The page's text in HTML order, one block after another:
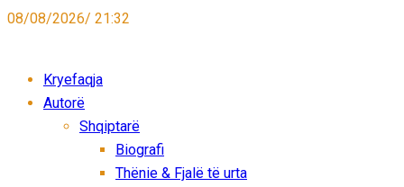
08/08/2026/ 21:32
Kryefaqja
Autorë
Shqiptarë
Biografi
Thënie & Fjalë të urta